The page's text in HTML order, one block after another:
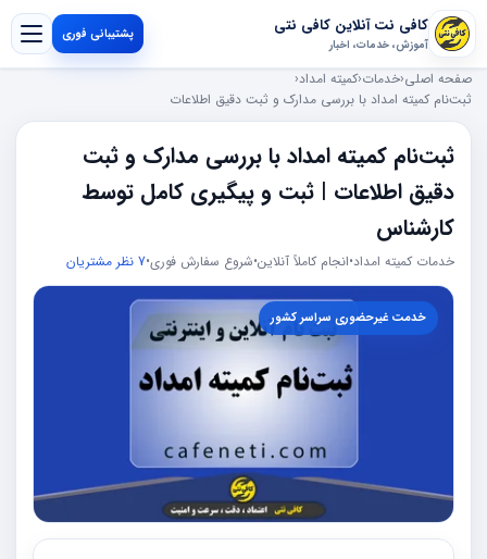
کافی نت آنلاین کافی نتی
آموزش، خدمات، اخبار
پشتیبانی فوری
صفحه اصلی‹خدمات‹کمیته امداد‹
ثبت‌نام کمیته امداد با بررسی مدارک و ثبت دقیق اطلاعات
ثبت‌نام کمیته امداد با بررسی مدارک و ثبت
دقیق اطلاعات | ثبت و پیگیری کامل توسط
کارشناس
خدمات کمیته امداد•انجام کاملاً آنلاین•شروع سفارش فوری•7 نظر مشتریان
خدمت غیرحضوری سراسر کشور